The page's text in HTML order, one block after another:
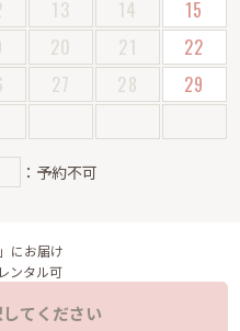
13 14
15
20 21
22
27 28
29
：予約不可
にお届け
ンタル可
てください